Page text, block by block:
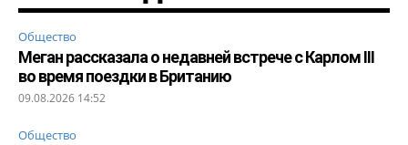
Общество
Меган рассказала о недавней встрече с Карлом III
во время поездки в Британию
09.08.2026 14:52
Общество